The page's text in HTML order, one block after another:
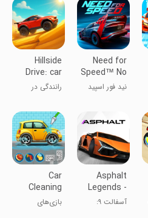
Need for
Speed™ No
Limits
نید فور اسپید
Hillside
Drive: car
racing
رانندگی در
مسابقات
ماشین
Asphalt
Legends -
Racing آسفالت ۹:
Car
Cleaning
Games:
Wash
بازی‌های